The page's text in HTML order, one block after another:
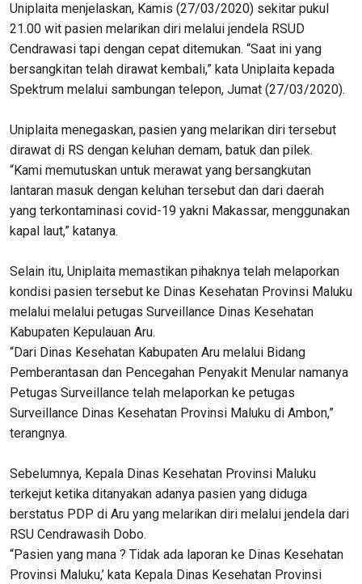
Uniplaita menjelaskan, Kamis (27/03/2020) sekitar pukul
21.00 wit pasien melarikan diri melalui jendela RSUD
Cendrawasi tapi dengan cepat ditemukan. “Saat ini yang
bersangkitan telah dirawat kembali,” kata Uniplaita kepada
Spektrum melalui sambungan telepon, Jumat (27/03/2020).
Uniplaita menegaskan, pasien yang melarikan diri tersebut
dirawat di RS dengan keluhan demam, batuk dan pilek.
“Kami memutuskan untuk merawat yang bersangkutan
lantaran masuk dengan keluhan tersebut dan dari daerah
yang terkontaminasi covid-19 yakni Makassar, menggunakan
kapal laut,” katanya.
Selain itu, Uniplaita memastikan pihaknya telah melaporkan
kondisi pasien tersebut ke Dinas Kesehatan Provinsi Maluku
melalui melalui petugas Surveillance Dinas Kesehatan
Kabupaten Kepulauan Aru.
“Dari Dinas Kesehatan Kabupaten Aru melalui Bidang
Pemberantasan dan Pencegahan Penyakit Menular namanya
Petugas Surveillance telah melaporkan ke petugas
Surveillance Dinas Kesehatan Provinsi Maluku di Ambon,”
terangnya.
Sebelumnya, Kepala Dinas Kesehatan Provinsi Maluku
terkejut ketika ditanyakan adanya pasien yang diduga
berstatus PDP di Aru yang melarikan diri melalui jendela dari
RSU Cendrawasih Dobo.
“Pasien yang mana ? Tidak ada laporan ke Dinas Kesehatan
Provinsi Maluku,’ kata Kepala Dinas Kesehatan Provinsi